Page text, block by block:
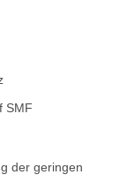
SMF
der geringen